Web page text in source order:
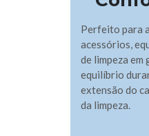
Perfeito para
acessórios,
de limpeza em
equilíbrio
extensão do
da limpeza.